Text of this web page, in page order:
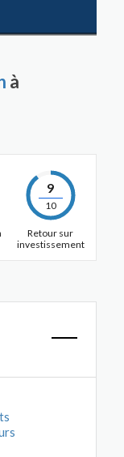
à
9
10
Retour sur
investissement